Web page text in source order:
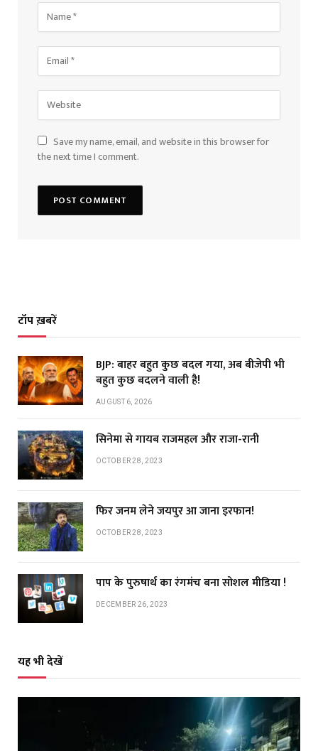
Save my name, email, and website in this browser for
the next time I comment.
टॉप ख़बरें
BJP: बाहर बहुत कुछ बदल गया, अब बीजेपी भी
बहुत कुछ बदलने वाली है!
AUGUST 6, 2026
सिनेमा से गायब राजमहल और राजा-रानी
OCTOBER 28, 2023
फिर जनम लेने जयपुर आ जाना इरफान!
OCTOBER 28, 2023
पाप के पुरुषार्थ का रंगमंच बना सोशल मीडिया !
DECEMBER 26, 2023
यह भी देखें